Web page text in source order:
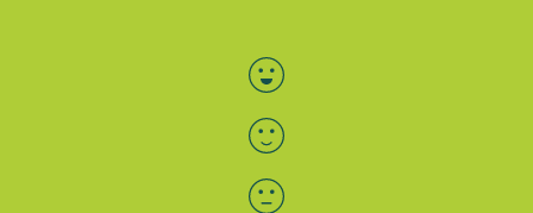
Bewertung auswählen